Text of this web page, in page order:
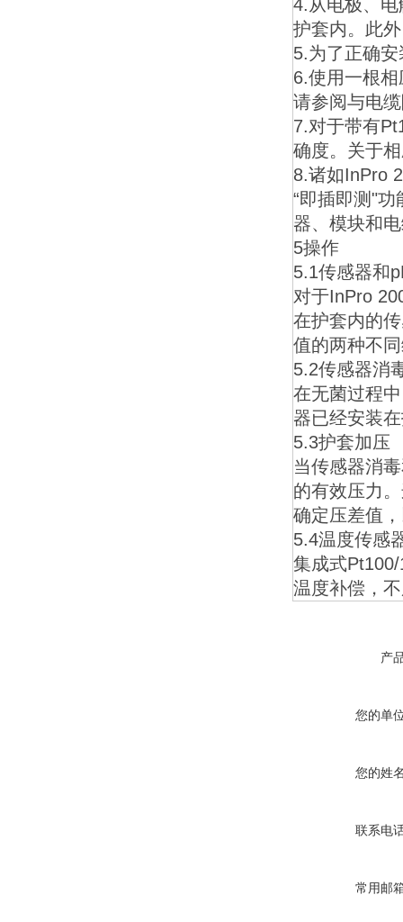
4.从电极、
护套内。此
5.为了正确
6.使用一根
请参阅与电
7.对于带有
确度。关于
8.诸如InPro
“即插即测"
器、模块和
5操作
5.1传感器和
对于InPro
在护套内的
值的两种不
5.2传感器消
在无菌过程
器已经安装
5.3护套加压
当传感器消
的有效压力
确定压差值
5.4温度传感
集成式
温度补偿，
产
您的单
您的姓
联系电
常用邮